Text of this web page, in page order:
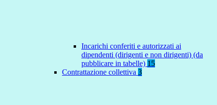
Incarichi conferiti e autorizzati ai
dipendenti (dirigenti e non dirigenti) (da
pubblicare in tabelle) 15
Contrattazione collettiva 3